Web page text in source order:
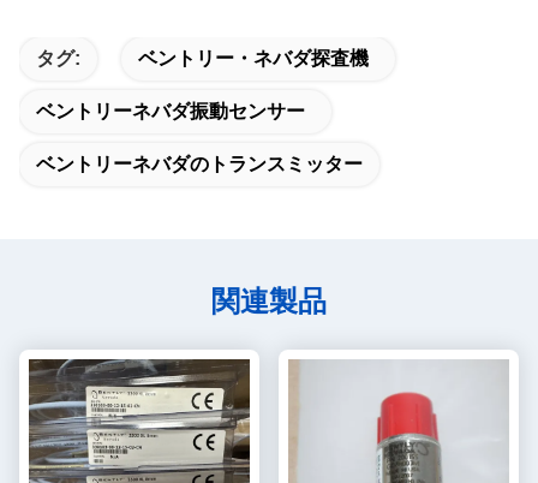
タグ: ベントリー・ネバダ探査機
ベントリーネバダ振動センサー
ベントリーネバダのトランスミッター
関連製品